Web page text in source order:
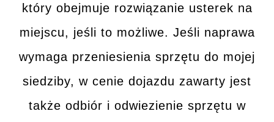
który obejmuje rozwiązanie usterek na
miejscu, jeśli to możliwe. Jeśli naprawa
wymaga przeniesienia sprzętu do mojej
siedziby, w cenie dojazdu zawarty jest
także odbiór i odwiezienie sprzętu w